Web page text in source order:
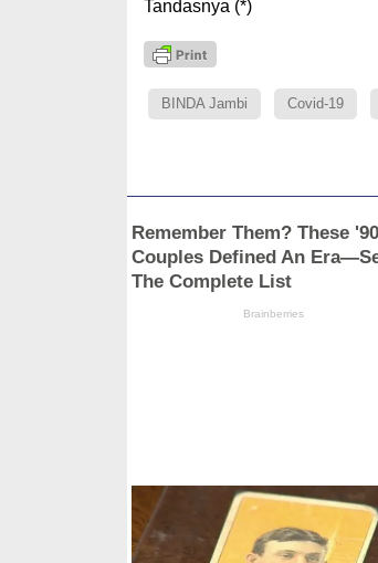
Tandasnya (*)
BINDA Jambi Covid-19